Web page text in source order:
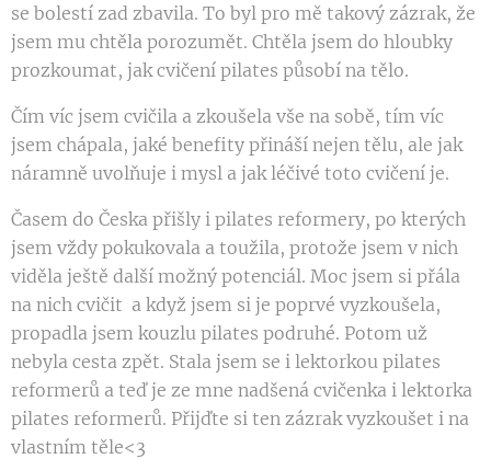
se bolestí zad zbavila. To byl pro mě takový zázrak, že
jsem mu chtěla porozumět. Chtěla jsem do hloubky
prozkoumat, jak cvičení pilates působí na tělo.
Čím víc jsem cvičila a zkoušela vše na sobě, tím víc
jsem chápala, jaké benefity přináší nejen tělu, ale jak
náramně uvolňuje i mysl a jak léčivé toto cvičení je.
Časem do Česka přišly i pilates reformery, po kterých
jsem vždy pokukovala a toužila, protože jsem v nich
viděla ještě další možný potenciál. Moc jsem si přála
na nich cvičit a když jsem si je poprvé vyzkoušela,
propadla jsem kouzlu pilates podruhé. Potom už
nebyla cesta zpět. Stala jsem se i lektorkou pilates
reformerů a teď je ze mne nadšená cvičenka i lektorka
pilates reformerů. Přijďte si ten zázrak vyzkoušet i na
vlastním těle<3